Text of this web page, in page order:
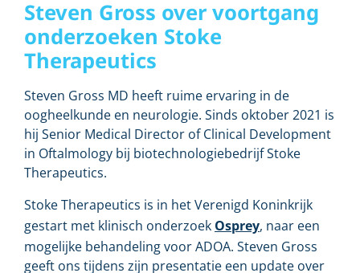
Steven Gross over voortgang
onderzoeken Stoke
Therapeutics
Steven Gross MD heeft ruime ervaring in de
oogheelkunde en neurologie. Sinds oktober 2021 is
hij Senior Medical Director of Clinical Development
in Oftalmology bij biotechnologiebedrijf Stoke
Therapeutics.
Stoke Therapeutics is in het Verenigd Koninkrijk
gestart met klinisch onderzoek Osprey, naar een
mogelijke behandeling voor ADOA. Steven Gross
geeft ons tijdens zijn presentatie een update over